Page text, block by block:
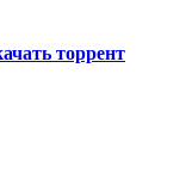
торрент